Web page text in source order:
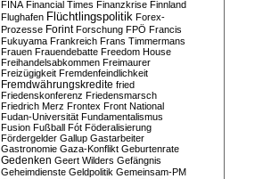
FINA Financial Times Finanzkrise Finnland
Flughafen Flüchtlingspolitik Forex-
Prozesse Forint Forschung FPÖ Francis
Fukuyama Frankreich Frans Timmermans
Frauen Frauendebatte Freedom House
Freihandelsabkommen Freimaurer
Freizügigkeit Fremdenfeindlichkeit
Fremdwährungskredite fried
Friedenskonferenz Friedensmarsch
Friedrich Merz Frontex Front National
Fudan-Universität Fundamentalismus
Fusion Fußball Fót Föderalisierung
Fördergelder Gallup Gastarbeiter
Gastronomie Gaza-Konflikt Geburtenrate
Gedenken Geert Wilders Gefängnis
Geheimdienste Geldpolitik Gemeinsam-PM